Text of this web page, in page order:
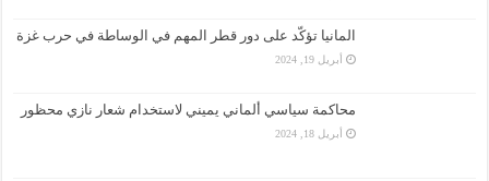
المانيا تؤكّد على دور قطر المهم في الوساطة في حرب غزة
أبريل 19, 2024
محاكمة سياسي ألماني يميني لاستخدام شعار نازي محظور
أبريل 18, 2024